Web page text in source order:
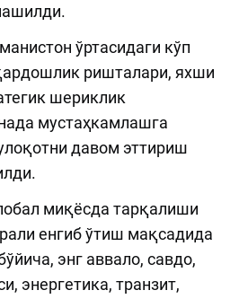
ўртасидаги кўп
ришталари, яхши
шериклик
мустаҳкамлашга
давом эттириш
миқёсда тарқалиши
енгиб ўтиш мақсадида
энг аввало, савдо,
энергетика, транзит,